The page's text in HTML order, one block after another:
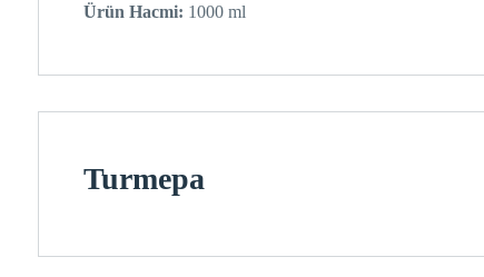
Ürün Hacmi: 1000 ml
Turmepa